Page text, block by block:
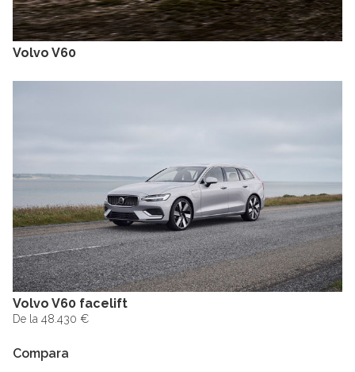
Volvo V60
Volvo V60 facelift
De la 48.430 €
Compara